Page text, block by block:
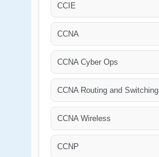
CCIE
CCNA
CCNA Cyber Ops
CCNA Routing and Switching
CCNA Wireless
CCNP